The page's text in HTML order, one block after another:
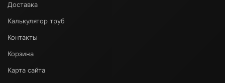
Доставка
Калькулятор труб
Контакты
Корзина
Карта сайта